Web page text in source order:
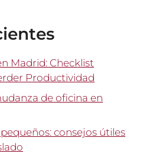
Madrid: Checklist
Productividad
de oficina en
consejos útiles